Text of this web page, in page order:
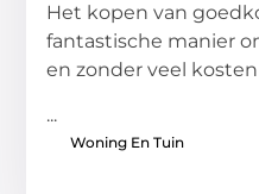
Het kopen van
fantastische manier
en zonder veel
...
Woning En Tuin